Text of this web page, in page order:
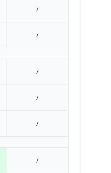
/
/
/
/
/
/